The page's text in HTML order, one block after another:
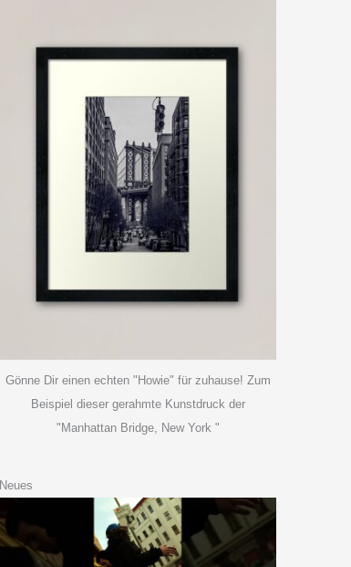
Gönne Dir einen echten "Howie" für zuhause! Zum
Beispiel dieser gerahmte Kunstdruck der
"Manhattan Bridge, New York "
Neues